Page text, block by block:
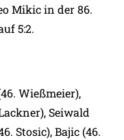
Mikic in der 86.
5:2.
Wießmeier),
Seiwald
Stosic), Bajic (46.